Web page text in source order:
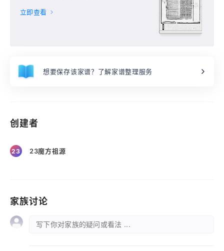
(649頁),
立即查看
想要保存该家谱？了解家谱整理服务
创建者
23 23魔方祖源
家族讨论
写下你对家族的疑问或看法 ...